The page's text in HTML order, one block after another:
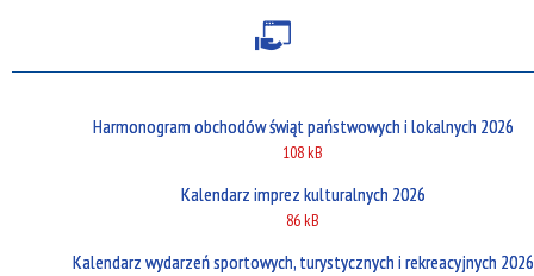
Harmonogram obchodów świąt państwowych i lokalnych 2026
108 kB
Kalendarz imprez kulturalnych 2026
86 kB
Kalendarz wydarzeń sportowych, turystycznych i rekreacyjnych 2026